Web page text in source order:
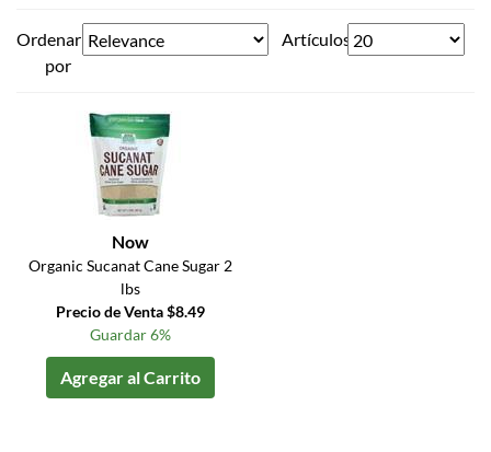
Ordenar
por
Artículos
Now
Organic Sucanat Cane Sugar 2
lbs
Precio de Venta $8.49
Guardar 6%
Agregar al Carrito